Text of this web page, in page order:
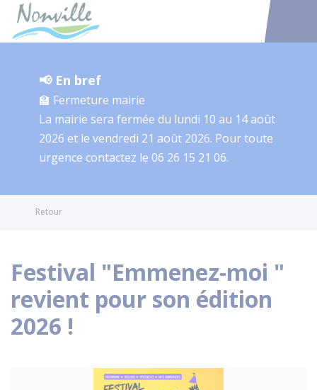
Accéder
📢 En bref
🏫 Fermeture mairie
La mairie sera fermée du lundi 10 au 14 août
2026 et le vendredi 21 août 2026. Pour toute
urgence contactez le 06 26 15 21 06.
Retour
Festival "Emmenez-moi "
revient pour son édition
2026 !